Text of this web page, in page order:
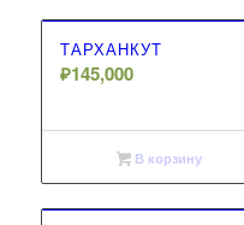
ТАРХАНКУТ
₽145,000
В корзину